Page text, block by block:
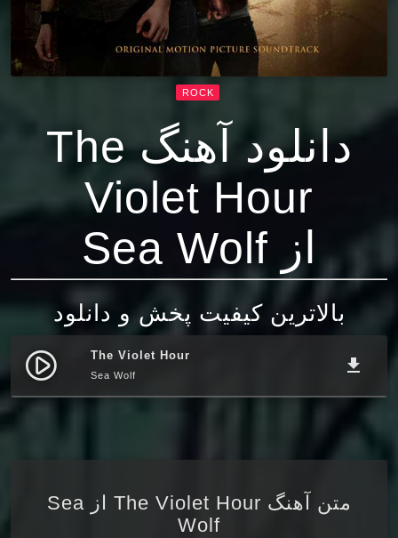
ROCK
دانلود آهنگ The
Violet Hour
از Sea Wolf
بالاترین کیفیت پخش و دانلود
play_circle_filled The Violet Hour
Sea Wolf file_download
متن آهنگ The Violet Hour از Sea
Wolf